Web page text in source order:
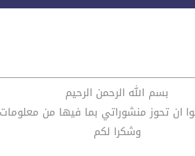
بسم الله الرحمن الرحيم
تحوز منشوراتي بما فيها من معلومات
وشكرا لكم